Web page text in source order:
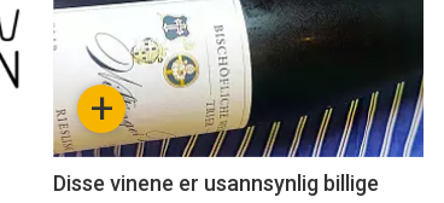
-
section
11
Dagens
+
Disse vinene er usannsynlig billige